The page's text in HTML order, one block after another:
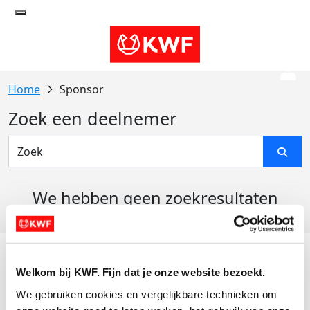
Welkom bij KWF. Fijn dat je onze website bezoekt.
We gebruiken cookies en vergelijkbare technieken om
Sponsor
Zoek een deelnemer
We hebben geen zoekresultaten
Actiematerialen
Evenementen